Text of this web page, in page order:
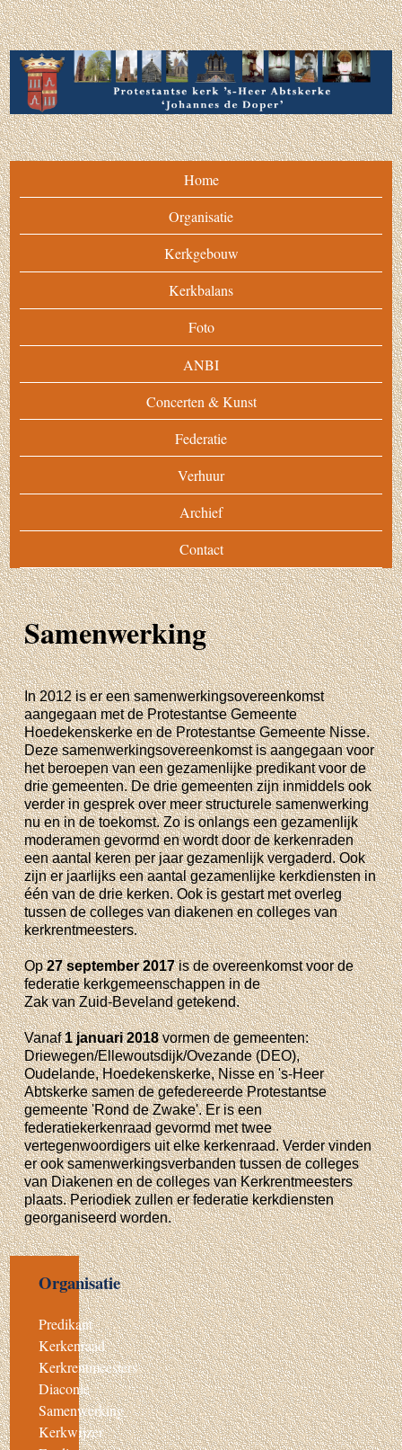
Home
Organisatie
Kerkgebouw
Kerkbalans
Foto
ANBI
Concerten & Kunst
Federatie
Verhuur
Archief
Contact
Samenwerking
In 2012 is er een samenwerkingsovereenkomst
aangegaan met de Protestantse Gemeente
Hoedekenskerke en de Protestantse Gemeente Nisse.
Deze samenwerkingsovereenkomst is aangegaan voor
het beroepen van een gezamenlijke predikant voor de
drie gemeenten. De drie gemeenten zijn inmiddels ook
verder in gesprek over meer structurele samenwerking
nu en in de toekomst. Zo is onlangs een gezamenlijk
moderamen gevormd en wordt door de kerkenraden
een aantal keren per jaar gezamenlijk vergaderd. Ook
zijn er jaarlijks een aantal gezamenlijke kerkdiensten in
één van de drie kerken. Ook is gestart met overleg
tussen de colleges van diakenen en colleges van
kerkrentmeesters.
Op27 september 2017is de overeenkomst voor de
federatie kerkgemeenschappen in de
Zak van Zuid-Beveland getekend.
Vanaf1 januari 2018vormen de gemeenten:
Driewegen/Ellewoutsdijk/Ovezande (DEO),
Oudelande, Hoedekenskerke, Nisse en 's-Heer
Abtskerke samen de gefedereerde Protestantse
gemeente 'Rond de Zwake'. Er is een
federatiekerkenraad gevormd met twee
vertegenwoordigers uit elke kerkenraad. Verder vinden
er ook samenwerkingsverbanden tussen de colleges
van Diakenen en de colleges van Kerkrentmeesters
plaats. Periodiek zullen er federatie kerkdiensten
georganiseerd worden.
Organisatie
Predikant
Kerkenraad
Kerkrentmeesters
Diaconie
Samenwerking
Kerkwijzer